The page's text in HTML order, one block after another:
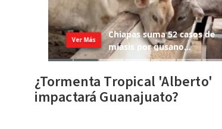
¿Tormenta Tropical 'Alberto'
impactará Guanajuato?